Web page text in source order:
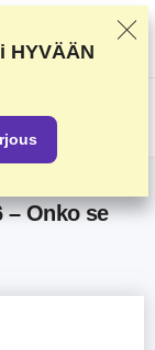
ja ennalta
myös
Tämä sivu
US$
– Onko se
HYVÄÄN